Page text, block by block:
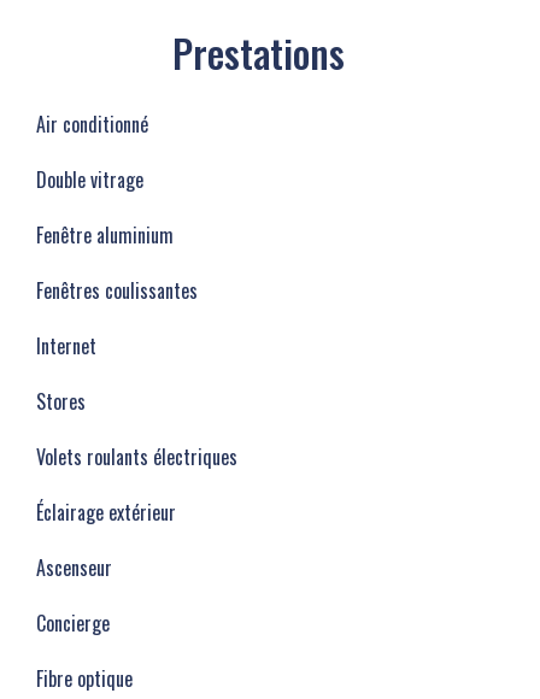
Prestations
Air conditionné
Double vitrage
Fenêtre aluminium
Fenêtres coulissantes
Internet
Stores
Volets roulants électriques
Éclairage extérieur
Ascenseur
Concierge
Fibre optique